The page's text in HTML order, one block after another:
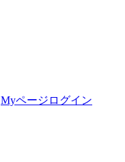
Myページログイン